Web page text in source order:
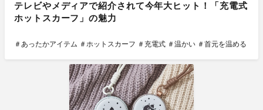
テレビやメディアで紹介されて今年大ヒット！「充電式
ホットスカーフ」の魅力
＃あったかアイテム ＃ホットスカーフ ＃充電式 ＃温かい ＃首元を温める